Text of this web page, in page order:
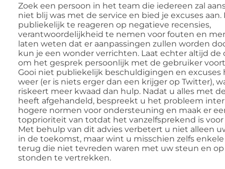
Zoek een persoon in het team die iedereen zal
niet blij was met de service en bied je excuses aan.
publiekelijk te reageren op negatieve recensies,
verantwoordelijkheid te nemen voor fouten en
laten weten dat er aanpassingen zullen worden
kun je een wonder verrichten. Laat echter altijd de
om het gesprek persoonlijk met de gebruiker
Gooi niet publiekelijk beschuldigingen en excuses
weer (er is niets erger dan een krijger op Twitter),
riskeert meer kwaad dan hulp. Nadat u alles met
heeft afgehandeld, bespreekt u het probleem
hogere normen voor ondersteuning en maak er
topprioriteit van totdat het vanzelfsprekend is voor
Met behulp van dit advies verbetert u niet alleen
in de toekomst, maar wint u misschien zelfs
terug die niet tevreden waren met uw steun en
stonden te vertrekken.